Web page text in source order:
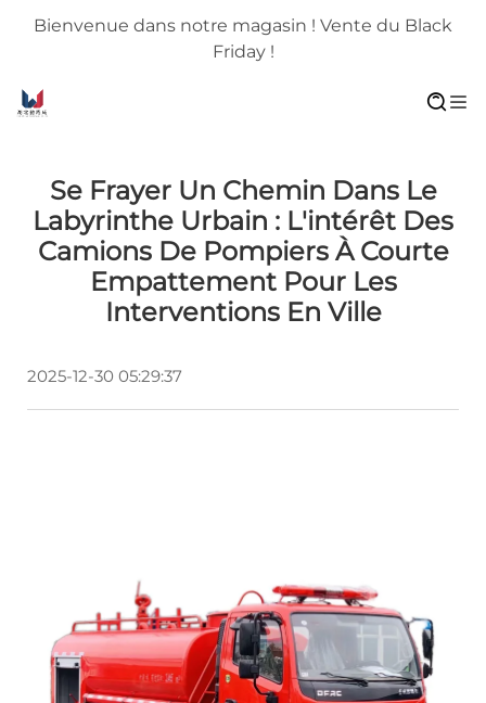
Bienvenue dans notre magasin ! Vente du Black
Friday !
Se Frayer Un Chemin Dans Le
Labyrinthe Urbain : L'intérêt Des
Camions De Pompiers À Courte
Empattement Pour Les
Interventions En Ville
2025-12-30 05:29:37